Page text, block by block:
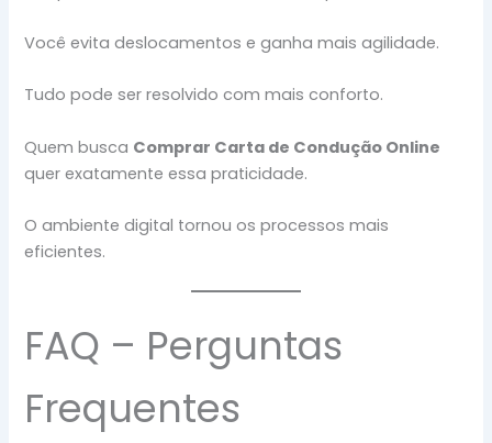
Você evita deslocamentos e ganha mais agilidade.
Tudo pode ser resolvido com mais conforto.
Quem busca Comprar Carta de Condução Online
quer exatamente essa praticidade.
O ambiente digital tornou os processos mais
eficientes.
FAQ – Perguntas
Frequentes